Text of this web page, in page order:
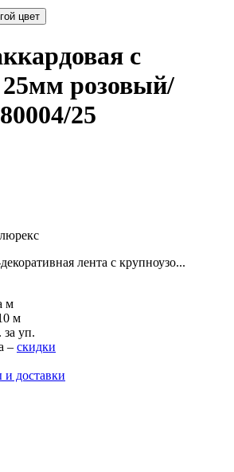
Выбрать другой цвет
с
розовый/
25
лента с крупноузо...
м
м
за уп.
– скидки
и доставки